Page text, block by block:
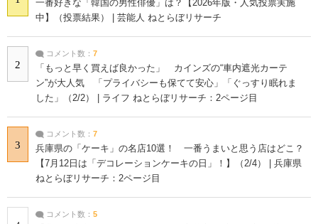
一番好きな「韓国の男性俳優」は？【2026年版・人気投票実施
中】（投票結果） | 芸能人 ねとらぼリサーチ
2
コメント数： 7
「もっと早く買えば良かった」 カインズの“車内遮光カーテ
ン”が大人気 「プライバシーも保てて安心」「ぐっすり眠れま
した」（2/2） | ライフ ねとらぼリサーチ：2ページ目
3
コメント数： 7
兵庫県の「ケーキ」の名店10選！ 一番うまいと思う店はどこ？
【7月12日は「デコレーションケーキの日」！】（2/4） | 兵庫県
ねとらぼリサーチ：2ページ目
コメント数： 5